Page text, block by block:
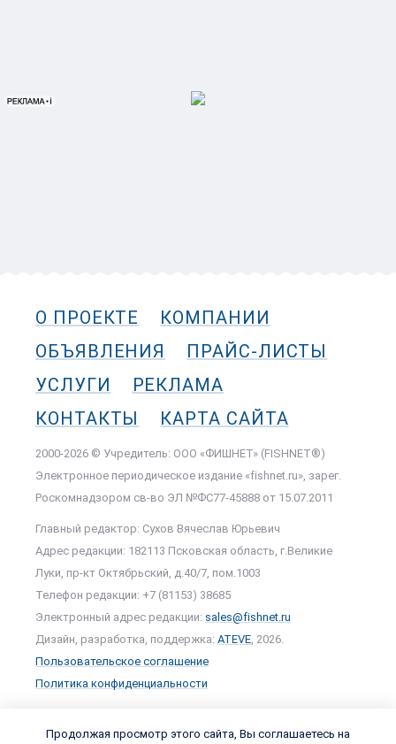
О ПРОЕКТЕ
КОМПАНИИ
ОБЪЯВЛЕНИЯ
ПРАЙС-ЛИСТЫ
УСЛУГИ
РЕКЛАМА
КОНТАКТЫ
КАРТА САЙТА
2000-2026 © Учредитель: ООО «ФИШНЕТ» (FISHNET®)
Электронное периодическое издание «fishnet.ru», зарег.
Роскомнадзором cв-во ЭЛ №ФС77-45888 от 15.07.2011
Главный редактор: Сухов Вячеслав Юрьевич
Адрес редакции: 182113 Псковская область, г.Великие
Луки, пр-кт Октябрьский, д.40/7, пом.1003
Телефон редакции: +7 (81153) 38685
Электронный адрес редакции: sales@fishnet.ru
Дизайн, разработка, поддержка: ATEVE , 2026.
Пользовательское соглашение
Политика конфиденциальности
Продолжая просмотр этого сайта, Вы соглашаетесь на